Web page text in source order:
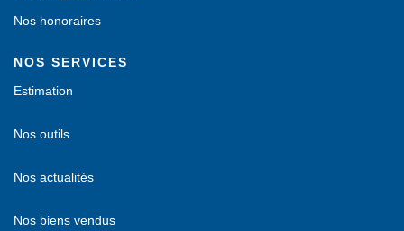
Nos honoraires
NOS SERVICES
Estimation
Nos outils
Nos actualités
Nos biens vendus